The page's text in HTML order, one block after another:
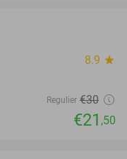
8.9 star
Regulier €30
€21 ,50